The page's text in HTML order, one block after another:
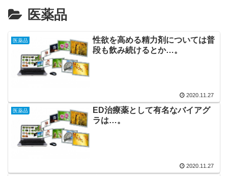
医薬品
医薬品
性欲を高める精力剤については普
段も飲み続けるとか…。
2020.11.27
医薬品
ED治療薬として有名なバイアグ
ラは…。
2020.11.27